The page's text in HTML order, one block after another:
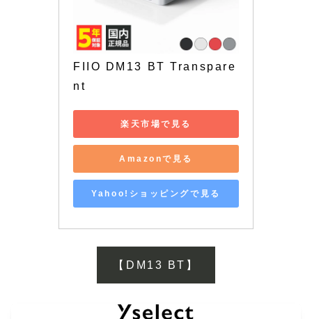
FIIO DM13 BT Transpare
nt
楽天市場で見る
Amazonで見る
Yahoo!ショッピングで見る
【DM13 BT】